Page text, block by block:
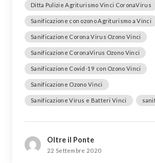
Ditta Pulizie Agriturismo Vinci CoronaVirus
Sanificazione con ozono Agriturismo a Vinci
Sanificazione Corona Virus Ozono Vinci
Sanificazione CoronaVirus Ozono Vinci
Sanificazione Covid-19 con Ozono Vinci
Sanificazione Ozono Vinci
Sanificazione Virus e Batteri Vinci
Oltre il Ponte
22 Settembre 2020